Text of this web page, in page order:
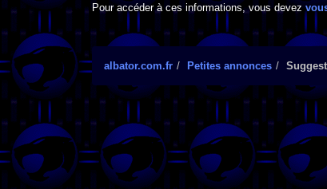
Pour accéder à ces informations, vous devez
albator.com.fr Petites annonces